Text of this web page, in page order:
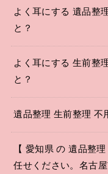
よく耳にする 遺品整
と？
よく耳にする 生前整
と？
遺品整理 生前整理 不
【 愛知県 の 遺品整
任せください。名古